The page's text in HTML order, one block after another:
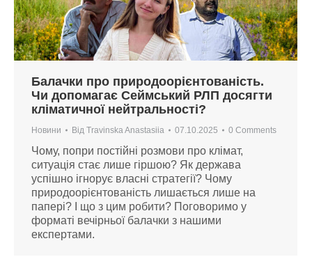
Балачки про природоорієнтованість.
Чи допомагає Сеймський РЛП досягти
кліматичної нейтральності?
Новини Від Travinska Anastasiia 07.10.2025 0 Comments
Чому, попри постійні розмови про клімат,
ситуація стає лише гіршою? Як держава
успішно ігнорує власні стратегії? Чому
природоорієнтованість лишається лише на
папері? І що з цим робити? Поговоримо у
форматі вечірньої балачки з нашими
експертами.